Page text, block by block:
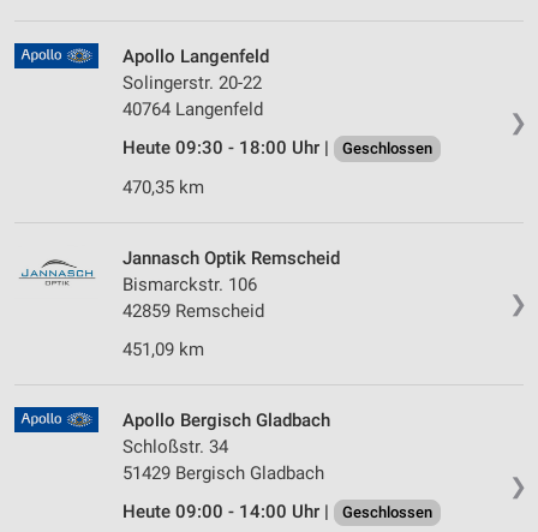
❯
Apollo Langenfeld
Solingerstr. 20-22
40764 Langenfeld
Heute 09:30 - 18:00 Uhr |
Geschlossen
470,35 km
❯
Jannasch Optik Remscheid
Bismarckstr. 106
42859 Remscheid
451,09 km
❯
Apollo Bergisch Gladbach
Schloßstr. 34
51429 Bergisch Gladbach
Heute 09:00 - 14:00 Uhr |
Geschlossen